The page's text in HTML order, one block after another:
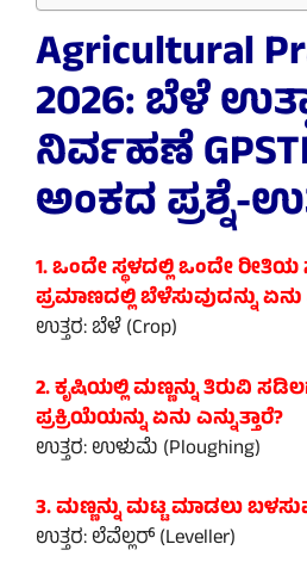
Agricultural
2026: ಬೆಳೆ
ನಿರ್ವಹಣೆ
ಅಂಕದ ಪ್ರಶ್ನೆ-
1. ಒಂದೇ ಸ್ಥಳದಲ್ಲಿ ಒಂದೇ ರೀತಿಯ
ಪ್ರಮಾಣದಲ್ಲಿ ಬೆಳೆಸುವುದನ್ನು ಏನು
ಉತ್ತರ: ಬೆಳೆ (Crop)
2. ಕೃಷಿಯಲ್ಲಿ ಮಣ್ಣನ್ನು ತಿರುವಿ
ಪ್ರಕ್ರಿಯೆಯನ್ನು ಏನು ಎನ್ನುತ್ತಾರೆ?
ಉತ್ತರ: ಉಳುಮೆ (Ploughing)
3. ಮಣ್ಣನ್ನು ಮಟ್ಟ ಮಾಡಲು
ಉತ್ತರ: ಲೆವೆಲ್ಲರ್ (Leveller)